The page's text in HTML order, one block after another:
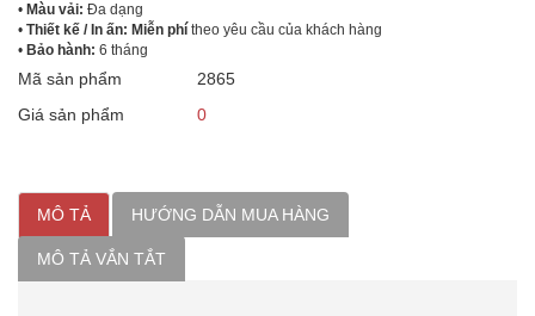
• Màu vải: Đa dạng
• Thiết kế / In ấn: Miễn phí theo yêu cầu của khách hàng
• Bảo hành: 6 tháng
Mã sản phẩm
2865
Giá sản phẩm
0
MÔ TẢ HƯỚNG DẪN MUA HÀNG
MÔ TẢ VẮN TẮT